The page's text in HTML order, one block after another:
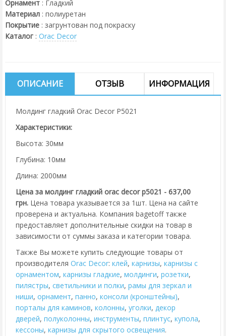
Орнамент : Гладкий
Материал : полиуретан
Покрытие : загрунтован под покраску
Каталог : Orac Decor
ОПИСАНИЕ ОТЗЫВ ИНФОРМАЦИЯ
Молдинг гладкий Orac Decor P5021
Характеристики:
Высота: 30мм
Глубина: 10мм
Длина: 2000мм
Цена за молдинг гладкий orac decor p5021 - 637,00
грн. Цена товара указывается за 1шт. Цена на сайте
проверена и актуальна. Компания bagetoff также
предоставляет дополнительные скидки на товар в
зависимости от суммы заказа и категории товара.
Также Вы можете купить следующие товары от
производителя Orac Decor: клей, карнизы, карнизы с
орнаментом, карнизы гладкие, молдинги, розетки,
пилястры, cветильники и полки, рамы для зеркал и
ниши, орнамент, панно, консоли (кронштейны),
порталы для каминов, колонны, уголки, декор
дверей, полуколонны, инструменты, плинтус, купола,
кессоны, карнизы для скрытого освещения.